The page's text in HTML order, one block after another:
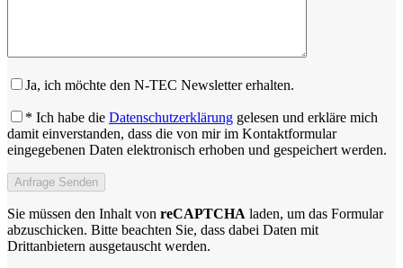
Ja, ich möchte den N-TEC Newsletter erhalten.
* Ich habe die Datenschutzerklärung gelesen und erkläre mich
damit einverstanden, dass die von mir im Kontaktformular
eingegebenen Daten elektronisch erhoben und gespeichert werden.
Sie müssen den Inhalt von reCAPTCHA laden, um das Formular
abzuschicken. Bitte beachten Sie, dass dabei Daten mit
Drittanbietern ausgetauscht werden.